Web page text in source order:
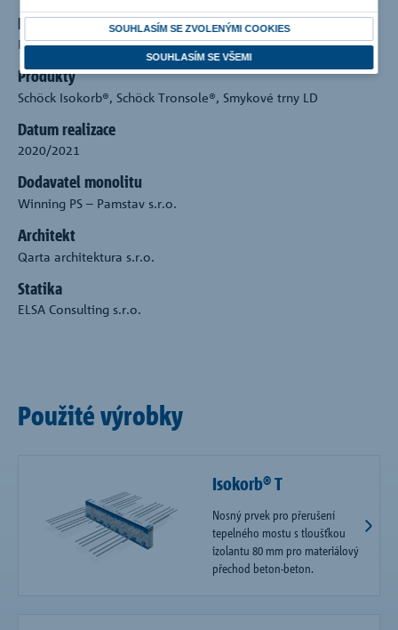
SOUHLASÍM SE ZVOLENÝMI COOKIES
SOUHLASÍM SE VŠEMI
Developer
Penta Real Estate s.r.o.
Produkty
Schöck Isokorb®, Schöck Tronsole®, Smykové trny LD
Datum realizace
2020/2021
Dodavatel monolitu
Winning PS – Pamstav s.r.o.
Architekt
Qarta architektura s.r.o.
Statika
ELSA Consulting s.r.o.
Použité výrobky
Isokorb® T
Nosný prvek pro přerušení
tepelného mostu s tloušťkou
izolantu 80 mm pro materiálový
přechod beton-beton.